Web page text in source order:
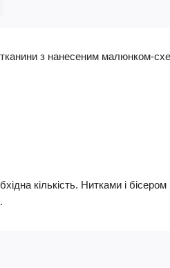
тканини з нанесеним малюнком-
кількість. Нитками і